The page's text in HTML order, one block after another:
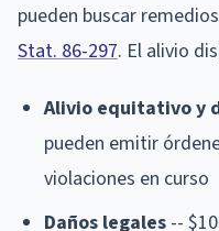
pueden buscar
Stat. 86-297. El alivio
Alivio equitativo y
pueden emitir
violaciones en curso
Daños legales --